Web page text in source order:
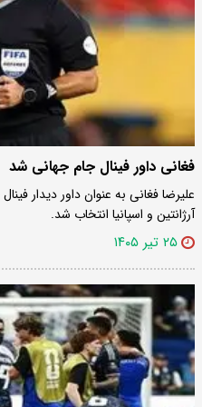
فغانی داور فینال جام جهانی شد
آرژانتین و اسپانیا انتخاب شد.
۲۵ تیر ۱۴۰۵